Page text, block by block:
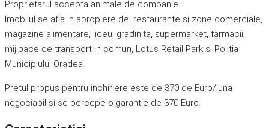
Proprietarul accepta animale de companie.
Imobilul se afla in apropiere de: restaurante si zone comerciale,
magazine alimentare, liceu, gradinita, supermarket, farmacii,
mijloace de transport in comun, Lotus Retail Park si Politia
Municipiului Oradea.
Pretul propus pentru inchiriere este de 370 de Euro/luna
negociabil si se percepe o garantie de 370 Euro.